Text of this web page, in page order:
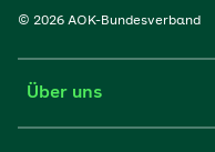
© 2026 AOK-Bundesverband
Über uns